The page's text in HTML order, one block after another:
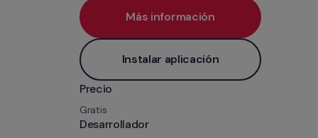
Más información
Instalar aplicación
Precio
Gratis
Desarrollador